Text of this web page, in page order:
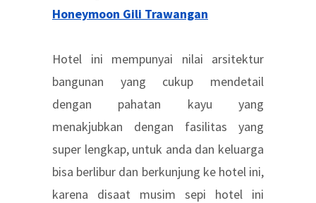
Honeymoon Gili Trawangan
Hotel ini mempunyai nilai arsitektur
bangunan yang cukup mendetail
dengan pahatan kayu yang
menakjubkan dengan fasilitas yang
super lengkap, untuk anda dan keluarga
bisa berlibur dan berkunjung ke hotel ini,
karena disaat musim sepi hotel ini